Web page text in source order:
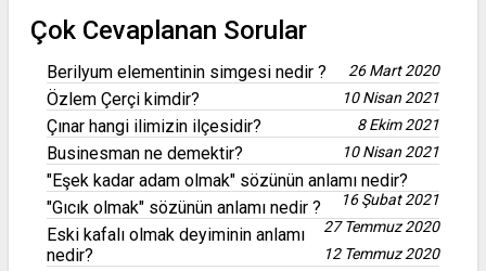
Çok Cevaplanan Sorular
Berilyum elementinin simgesi nedir ? 26 Mart 2020
Özlem Çerçi kimdir? 10 Nisan 2021
Çınar hangi ilimizin ilçesidir? 8 Ekim 2021
Businesman ne demektir? 10 Nisan 2021
"Eşek kadar adam olmak" sözünün anlamı nedir?
16 Şubat 2021
"Gıcık olmak" sözünün anlamı nedir ?
27 Temmuz 2020
Eski kafalı olmak deyiminin anlamı
nedir?
12 Temmuz 2020